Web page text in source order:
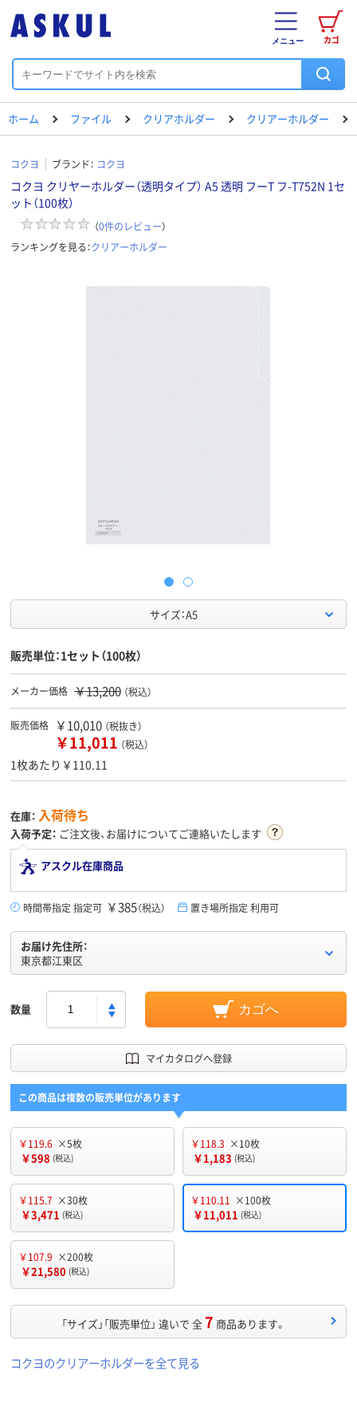
カゴ
メニュー
ホーム ファイル クリアホルダー クリアーホルダー
コクヨ ブランド： コクヨ
コクヨ クリヤーホルダー（透明タイプ） A5 透明 フーT フ-T752N 1セ
ット（100枚）
（0件のレビュー）
ランキングを見る：クリアーホルダー
サイズ：A5
販売単位：1セット（100枚）
メーカー価格 ￥13,200 （税込）
販売価格 ￥10,010 （税抜き）
￥11,011 （税込）
1枚あたり￥110.11
在庫： 入荷待ち
入荷予定： ご注文後、お届けについてご連絡いたします
アスクル在庫商品
時間帯指定 指定可 ￥385（税込） 置き場所指定 利用可
お届け先住所：
東京都江東区
数量 カゴへ
マイカタログへ登録
この商品は複数の販売単位があります
￥119.6 ×5枚
￥598 (税込)
￥118.3 ×10枚
￥1,183 (税込)
￥115.7 ×30枚
￥3,471 (税込)
￥110.11 ×100枚
￥11,011 (税込)
￥107.9 ×200枚
￥21,580 (税込)
「サイズ」「販売単位」 違いで 全7 商品あります。
コクヨのクリアーホルダーを全て見る